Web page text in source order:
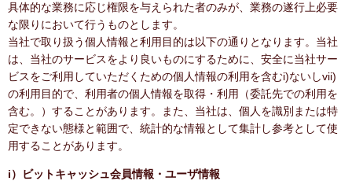
具体的な業務に応じ権限を与えられた者のみが、業務の遂行上必要
な限りにおいて行うものとします。
当社で取り扱う個人情報と利用目的は以下の通りとなります。当社
は、当社のサービスをより良いものにするために、安全に当社サー
ビスをご利用していただくための個人情報の利用を含むi)ないしvii)
の利用目的で、利用者の個人情報を取得・利用（委託先での利用を
含む。）することがあります。また、当社は、個人を識別または特
定できない態様と範囲で、統計的な情報として集計し参考として使
用することがあります。
i）ビットキャッシュ会員情報・ユーザ情報